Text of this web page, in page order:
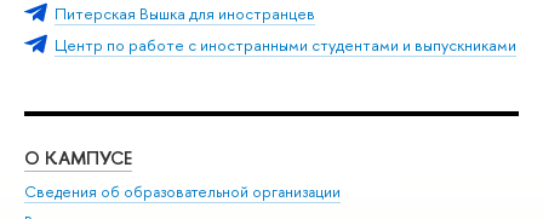
Питерская Вышка для иностранцев
Центр по работе с иностранными студентами и выпускниками
О КАМПУСЕ
Сведения об образовательной организации